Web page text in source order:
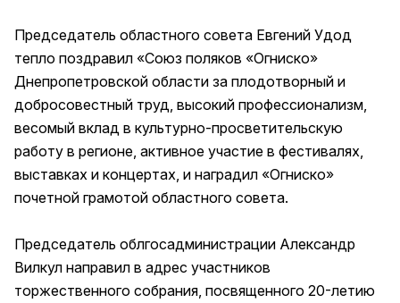
Председатель областного совета Евгений Удод
тепло поздравил «Союз поляков «Огниско»
Днепропетровской области за плодотворный и
добросовестный труд, высокий профессионализм,
весомый вклад в культурно-просветительскую
работу в регионе, активное участие в фестивалях,
выставках и концертах, и наградил «Огниско»
почетной грамотой областного совета.
Председатель облгосадминистрации Александр
Вилкул направил в адрес участников
торжественного собрания, посвященного 20-летию